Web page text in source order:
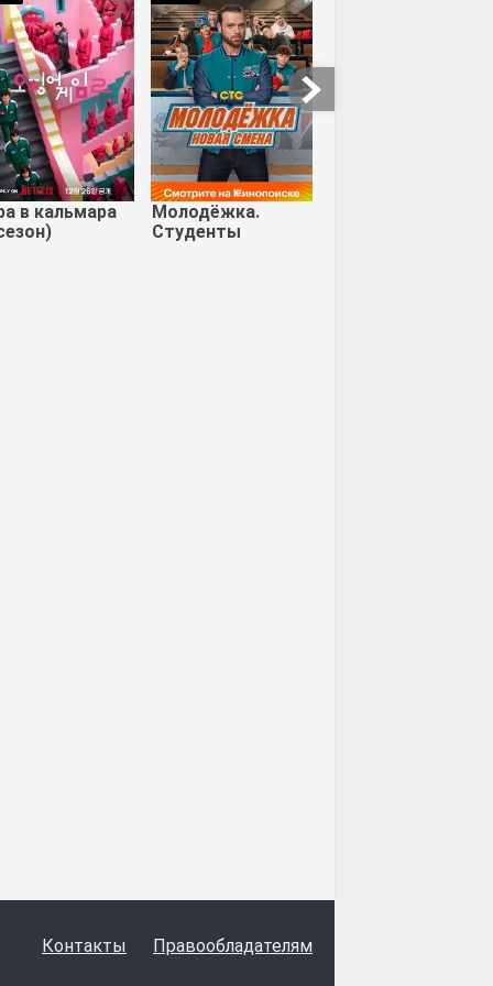
6: Город
Мы не ангелы
в кальмара
Молодёжка.
Студенты
Контакты Правообладателям